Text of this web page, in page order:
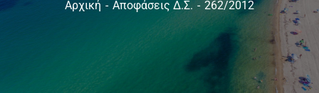
Αρχική Αποφάσεις Δ.Σ. 262/2012